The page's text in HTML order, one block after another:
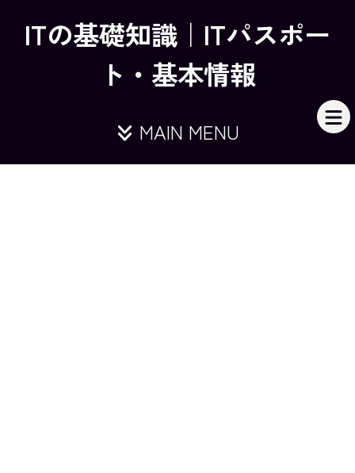
ITの基礎知識｜ITパスポー
ト・基本情報
MAIN MENU